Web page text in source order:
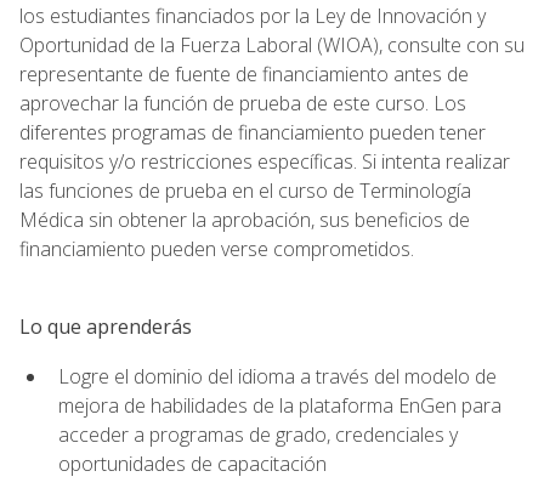
los estudiantes financiados por la Ley de Innovación y
Oportunidad de la Fuerza Laboral (WIOA), consulte con su
representante de fuente de financiamiento antes de
aprovechar la función de prueba de este curso. Los
diferentes programas de financiamiento pueden tener
requisitos y/o restricciones específicas. Si intenta realizar
las funciones de prueba en el curso de Terminología
Médica sin obtener la aprobación, sus beneficios de
financiamiento pueden verse comprometidos.
Lo que aprenderás
Logre el dominio del idioma a través del modelo de
mejora de habilidades de la plataforma EnGen para
acceder a programas de grado, credenciales y
oportunidades de capacitación